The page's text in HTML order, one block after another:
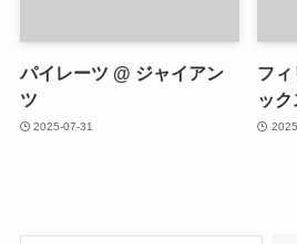
パイレーツ @ ジャイアン
ツ
2025-07-31
フィ
ック